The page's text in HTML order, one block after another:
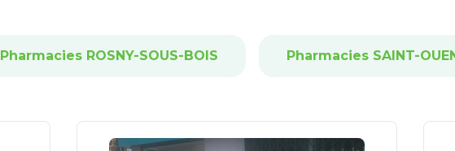
Pharmacies ROSNY-SOUS-BOIS Pharmacies SAINT-